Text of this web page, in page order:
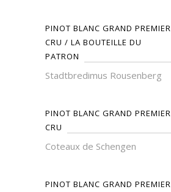
PINOT BLANC GRAND PREMIER
CRU / LA BOUTEILLE DU
PATRON
Stadtbredimus Rousenberg
PINOT BLANC GRAND PREMIER
CRU
Coteaux de Schengen
PINOT BLANC GRAND PREMIER